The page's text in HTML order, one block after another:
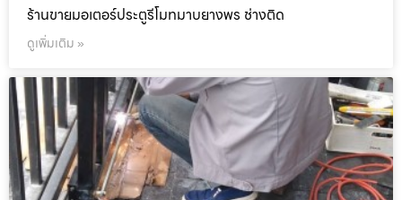
ร้านขายมอเตอร์ประตูรีโมทมาบยางพร ช่างติด
ดูเพิ่มเติม »